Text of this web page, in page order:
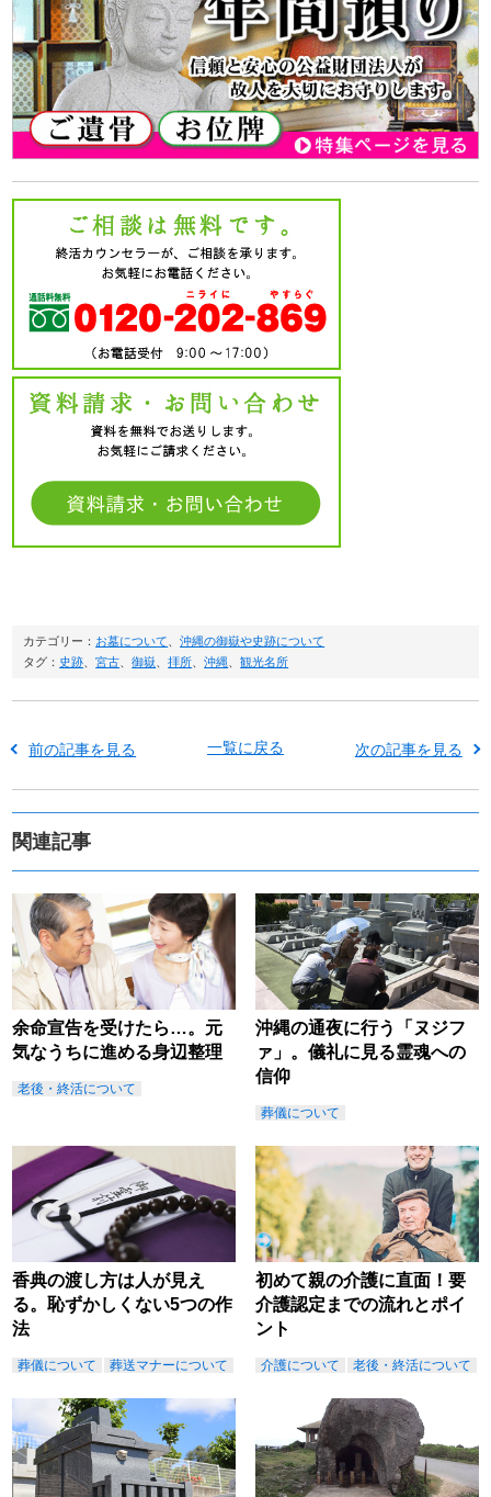
カテゴリー： お墓について 、沖縄の御嶽や史跡について
タグ： 史跡 、宮古 、御嶽 、拝所 、沖縄 、観光名所
前の記事を見る 一覧に戻る 次の記事を見る
関連記事
余命宣告を受けたら…。元
気なうちに進める身辺整理
老後・終活について
沖縄の通夜に行う「ヌジフ
ァ」。儀礼に見る霊魂への
信仰
葬儀について
香典の渡し方は人が見え
る。恥ずかしくない5つの作
法
葬儀について 葬送マナーについて
初めて親の介護に直面！要
介護認定までの流れとポイ
ント
介護について 老後・終活について